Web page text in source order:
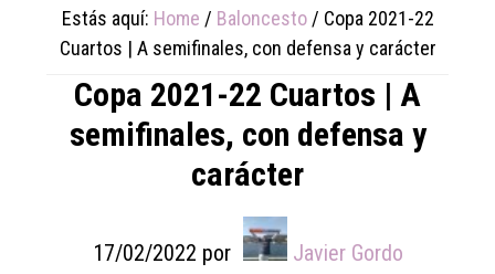
Estás aquí: Home / Baloncesto / Copa 2021-22
Cuartos | A semifinales, con defensa y carácter
Copa 2021-22 Cuartos | A
semifinales, con defensa y
carácter
17/02/2022 por Javier Gordo